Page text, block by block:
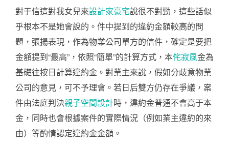
對于信這對我女兒來設計家豪宅說很不對勁，這些話似
乎根本不是她會說的。件中提到的違約金額較高的問
題，張揚表現，作為物業公司單方的信件，確定是要把
金額提到“最高”，依照“簡單”的計算方式，本侘寂風金為
基礎往按日計算違約金。對業主來說，假如分歧意物業
公司的意見，可不予理會。若日后雙方仍存在爭議，案
件由法庭判決親子空間設計時，違約金普通不會高于本
金，同時也會根據案件的實際情況（例如業主違約的來
由）等酌情認定違約金金額。